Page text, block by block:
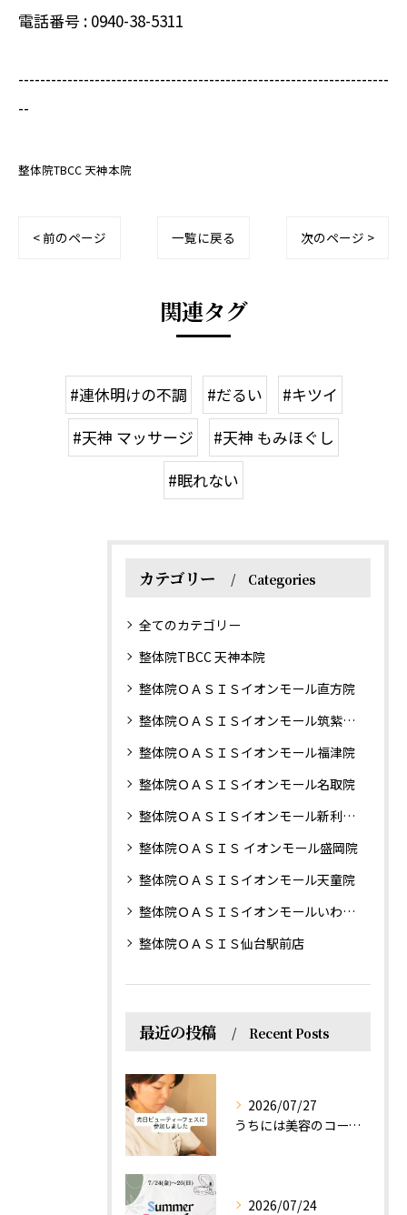
電話番号 : 0940-38-5311
--------------------------------------------------------------------
--
整体院TBCC 天神本院
< 前のページ 一覧に戻る 次のページ >
関連タグ
#連休明けの不調 #だるい
#キツイ
#天神 マッサージ
#天神 もみほぐし
#眠れない
カテゴリー Categories
全てのカテゴリー
整体院TBCC 天神本院
整体院ＯＡＳＩＳイオンモール直方院
整体院ＯＡＳＩＳイオンモール筑紫野院
整体院ＯＡＳＩＳイオンモール福津院
整体院ＯＡＳＩＳイオンモール名取院
整体院ＯＡＳＩＳイオンモール新利府南館院
整体院ＯＡＳＩＳ イオンモール盛岡院
整体院ＯＡＳＩＳイオンモール天童院
整体院ＯＡＳＩＳイオンモールいわき小名浜院
整体院ＯＡＳＩＳ仙台駅前店
最近の投稿 Recent Posts
2026/07/27
うちには美容のコースもあるって伝えなきゃ！えっほっえxty
2026/07/24